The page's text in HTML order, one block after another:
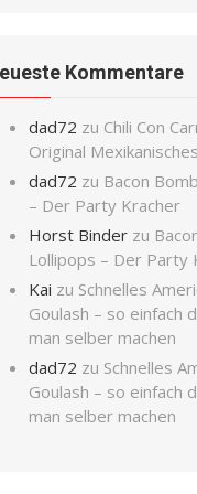
Kommentare
dad72 zu Chili Con
Original
dad72 zu Bacon
– Der Party Kracher
Horst Binder zu
Lollipops – Der Party
Kai zu Schnelles
Goulash – so einfach
man selber machen
dad72 zu Schnelles
Goulash – so einfach
man selber machen